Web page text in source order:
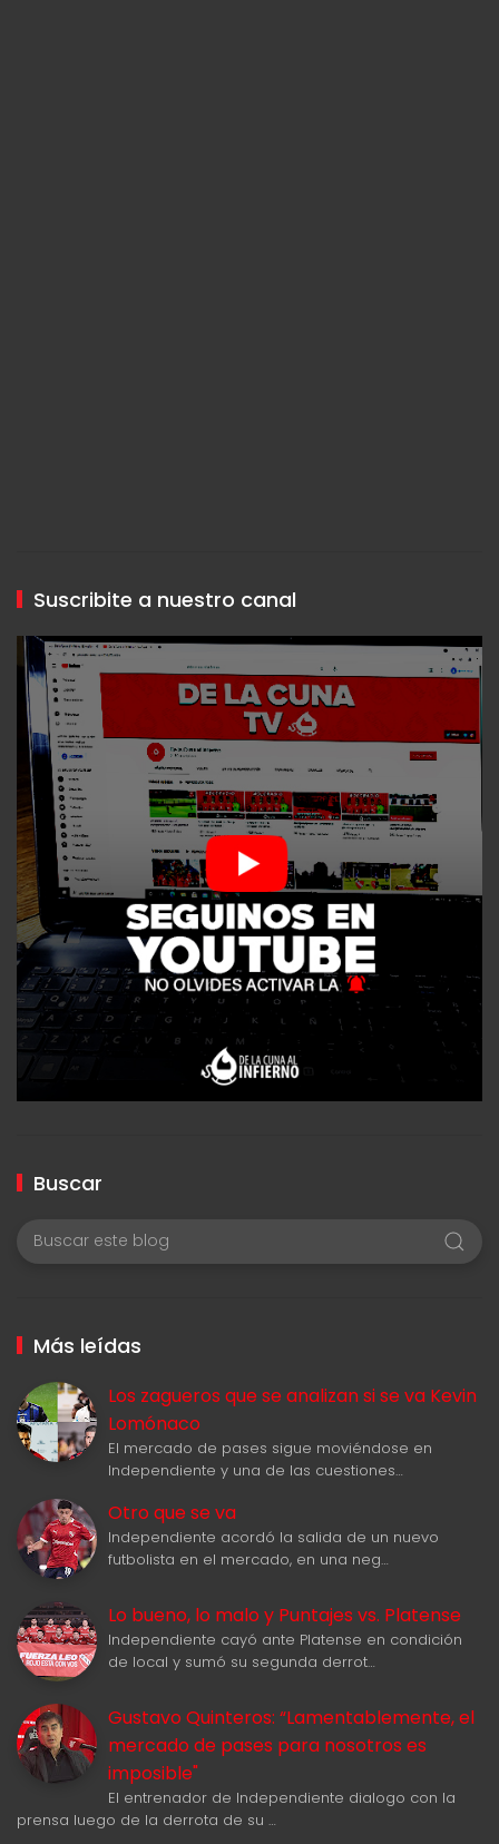
Suscribite a nuestro canal
Buscar
Más leídas
Los zagueros que se analizan si se va Kevin
Lomónaco
El mercado de pases sigue moviéndose en
Independiente y una de las cuestiones…
Otro que se va
Independiente acordó la salida de un nuevo
futbolista en el mercado, en una neg…
Lo bueno, lo malo y Puntajes vs. Platense
Independiente cayó ante Platense en condición
de local y sumó su segunda derrot…
Gustavo Quinteros: “Lamentablemente, el
mercado de pases para nosotros es
imposible"
El entrenador de Independiente dialogo con la
prensa luego de la derrota de su …